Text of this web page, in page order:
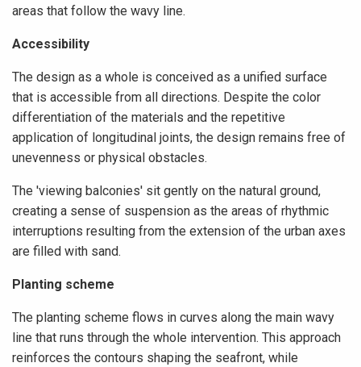
areas that follow the wavy line.
Accessibility
The design as a whole is conceived as a unified surface
that is accessible from all directions. Despite the color
differentiation of the materials and the repetitive
application of longitudinal joints, the design remains free of
unevenness or physical obstacles.
The 'viewing balconies' sit gently on the natural ground,
creating a sense of suspension as the areas of rhythmic
interruptions resulting from the extension of the urban axes
are filled with sand.
Planting scheme
The planting scheme flows in curves along the main wavy
line that runs through the whole intervention. This approach
reinforces the contours shaping the seafront, while